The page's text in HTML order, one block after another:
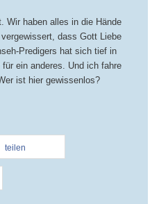
Wir haben alles in die Hände
dass Gott Liebe
Predigers hat sich tief in
ein anderes. Und ich fahre
ist hier gewissenlos?
teilen